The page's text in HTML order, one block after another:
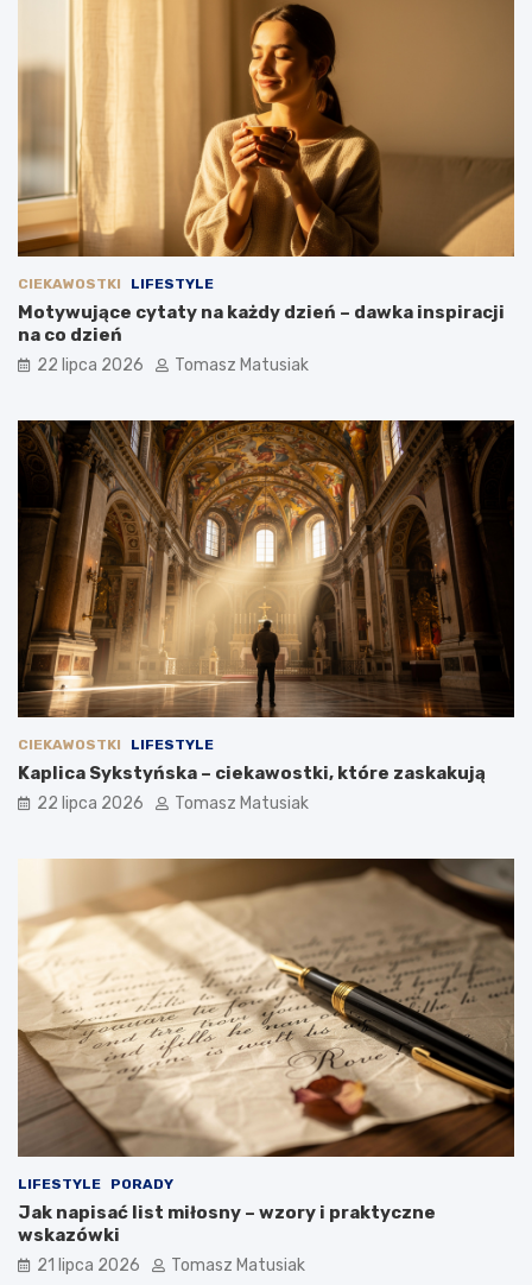
CIEKAWOSTKI LIFESTYLE
Motywujące cytaty na każdy dzień – dawka inspiracji
na co dzień
22 lipca 2026 Tomasz Matusiak
CIEKAWOSTKI LIFESTYLE
Kaplica Sykstyńska – ciekawostki, które zaskakują
22 lipca 2026 Tomasz Matusiak
LIFESTYLE PORADY
Jak napisać list miłosny – wzory i praktyczne
wskazówki
21 lipca 2026 Tomasz Matusiak